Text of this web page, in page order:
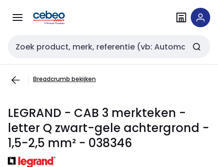
naar
naar
Zoekveld invoer
Breadcrumb bekijken
LEGRAND - CAB 3 merkteken -
letter Q zwart-gele achtergrond -
1,5-2,5 mm² - 038346